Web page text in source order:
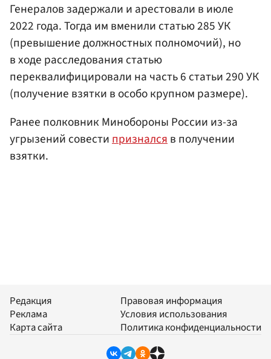
Генералов задержали и арестовали в июле
2022 года. Тогда им вменили статью 285 УК
(превышение должностных полномочий), но
в ходе расследования статью
переквалифицировали на часть 6 статьи 290 УК
(получение взятки в особо крупном размере).
Ранее полковник Минобороны России из-за
угрызений совестипризналсяв получении
взятки.
Редакция
Реклама
Карта сайта
Правовая информация
Условия использования
Политика конфиденциальности